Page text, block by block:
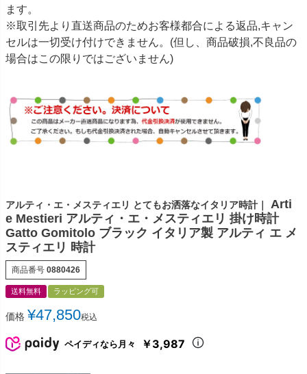
ます。
※取引先より直送商品のためお客様都合による返品,キャン
セルは一切受け付けできません。(但し、商品破損,不良品の
場合はこの限りではございません)
アルティ・エ・メスティエリ とてもお洒落なイタリア時計｜
Arti
e Mestieri アルティ・エ・メスティエリ 掛け時計
Gatto Gomitolo ブラック イタリア製 アルティ エ メ
スティエリ 時計
商品番号 0880426
送料無料 ラッピング可
価格 ¥47,850税込
ペイディなら月々 ￥3,987